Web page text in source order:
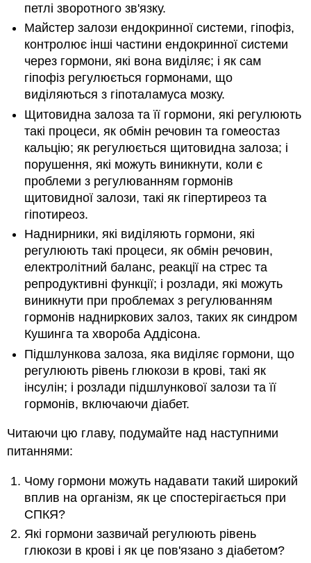
петлі зворотного зв'язку.
Майстер залози ендокринної системи, гіпофіз,
контролює інші частини ендокринної системи
через гормони, які вона виділяє; і як сам
гіпофіз регулюється гормонами, що
виділяються з гіпоталамуса мозку.
Щитовидна залоза та її гормони, які регулюють
такі процеси, як обмін речовин та гомеостаз
кальцію; як регулюється щитовидна залоза; і
порушення, які можуть виникнути, коли є
проблеми з регулюванням гормонів
щитовидної залози, такі як гіпертиреоз та
гіпотиреоз.
Наднирники, які виділяють гормони, які
регулюють такі процеси, як обмін речовин,
електролітний баланс, реакції на стрес та
репродуктивні функції; і розлади, які можуть
виникнути при проблемах з регулюванням
гормонів надниркових залоз, таких як синдром
Кушинга та хвороба Аддісона.
Підшлункова залоза, яка виділяє гормони, що
регулюють рівень глюкози в крові, такі як
інсулін; і розлади підшлункової залози та її
гормонів, включаючи діабет.
Читаючи цю главу, подумайте над наступними
питаннями:
Чому гормони можуть надавати такий широкий
вплив на організм, як це спостерігається при
СПКЯ?
Які гормони зазвичай регулюють рівень
глюкози в крові і як це пов'язано з діабетом?